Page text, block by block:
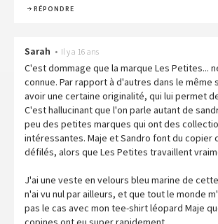
RÉPONDRE
Sarah • Il y a 16 ans
C'est dommage que la marque Les Petites...
connue. Par rapport à d'autres dans le même
avoir une certaine originalité, qui lui permet
C'est hallucinant que l'on parle autant de
peu des petites marques qui ont des
intéressantes. Maje et Sandro font du copier
défilés, alors que Les Petites travaillent
J'ai une veste en velours bleu marine de
n'ai vu nul par ailleurs, et que tout le monde
pas le cas avec mon tee-shirt léopard Maje